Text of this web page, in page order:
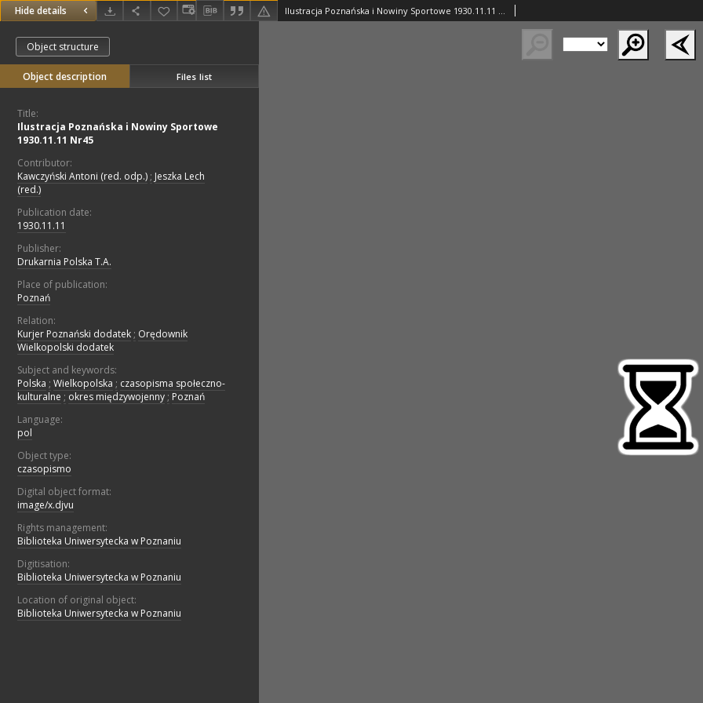
Hide details Ilustracja Poznańska i Nowiny Sportowe 1930.11.11 Nr45
Object structure
Object description Files list
Title:
Ilustracja Poznańska i Nowiny Sportowe
1930.11.11 Nr45
Contributor:
Kawczyński Antoni (red. odp.) ; Jeszka Lech
(red.)
Publication date:
1930.11.11
Publisher:
Drukarnia Polska T.A.
Place of publication:
Poznań
Relation:
Kurjer Poznański dodatek ; Orędownik
Wielkopolski dodatek
Subject and keywords:
Polska ; Wielkopolska ; czasopisma społeczno-
kulturalne ; okres międzywojenny ; Poznań
Language:
pol
Object type:
czasopismo
Digital object format:
image/x.djvu
Rights management:
Biblioteka Uniwersytecka w Poznaniu
Digitisation:
Biblioteka Uniwersytecka w Poznaniu
Location of original object:
Biblioteka Uniwersytecka w Poznaniu